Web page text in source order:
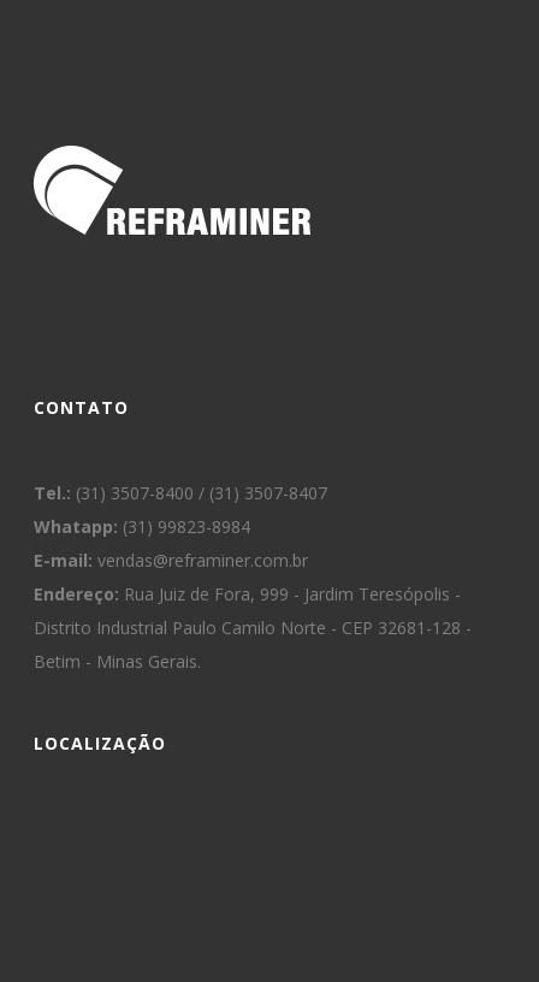
CONTATO
Tel.: (31) 3507-8400 / (31) 3507-8407
Whatapp: (31) 99823-8984
E-mail: vendas@reframiner.com.br
Endereço: Rua Juiz de Fora, 999 - Jardim Teresópolis -
Distrito Industrial Paulo Camilo Norte - CEP 32681-128 -
Betim - Minas Gerais.
LOCALIZAÇÃO